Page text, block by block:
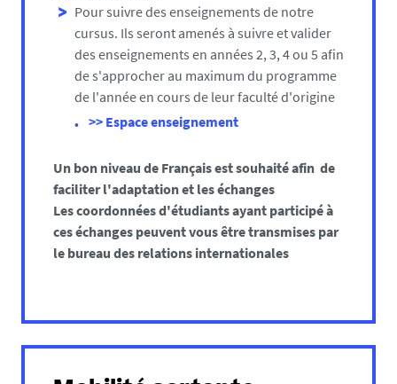
Pour suivre des enseignements de notre
cursus. Ils seront amenés à suivre et valider
des enseignements en années 2, 3, 4 ou 5 afin
de s'approcher au maximum du programme
de l'année en cours de leur faculté d'origine
>> Espace enseignement
Un bon niveau de Français est souhaité afin de
faciliter l'adaptation et les échanges
Les coordonnées d'étudiants ayant participé à
ces échanges peuvent vous être transmises par
le bureau des relations internationales